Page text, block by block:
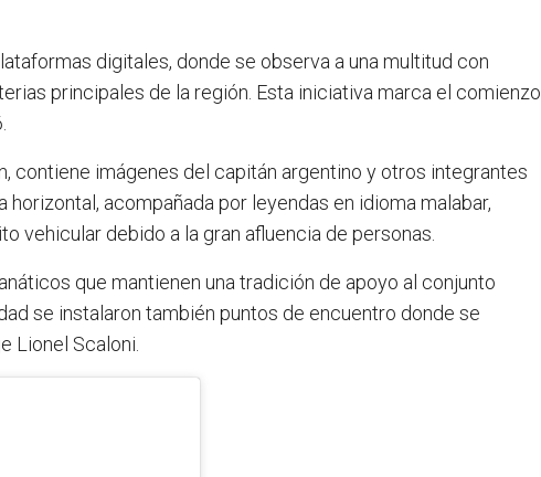
digitales, donde se observa a una multitud con
principales de la región. Esta iniciativa marca el comienzo
contiene imágenes del capitán argentino y otros integrantes
acompañada por leyendas en idioma malabar,
vehicular debido a la gran afluencia de personas.
que mantienen una tradición de apoyo al conjunto
se instalaron también puntos de encuentro donde se
Lionel Scaloni.